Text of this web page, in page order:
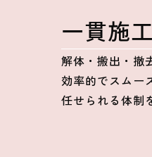
一貫施
解体・搬出・撤
効率的でスムー
任せられる体制